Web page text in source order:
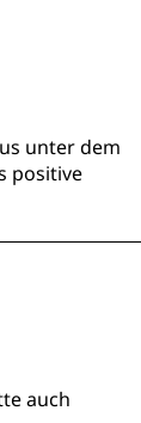
unter dem
positive
auch